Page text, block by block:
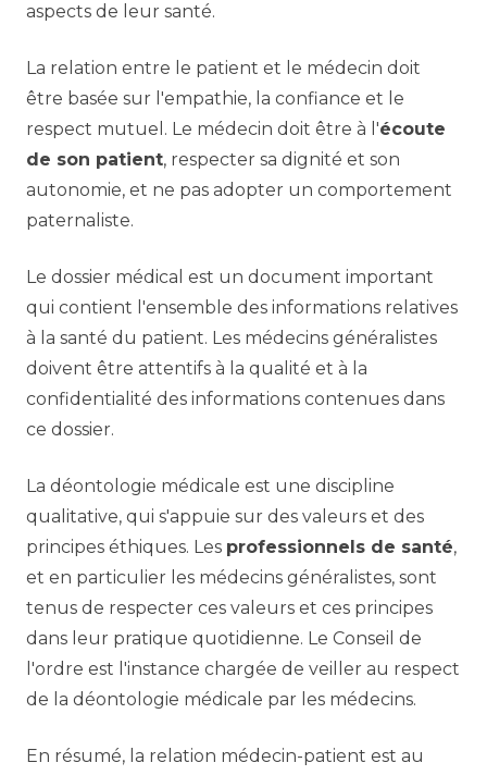
aspects de leur santé.
La relation entre le patient et le médecin doit
être basée sur l'empathie, la confiance et le
respect mutuel. Le médecin doit être à l'écoute
de son patient, respecter sa dignité et son
autonomie, et ne pas adopter un comportement
paternaliste.
Le dossier médical est un document important
qui contient l'ensemble des informations relatives
à la santé du patient. Les médecins généralistes
doivent être attentifs à la qualité et à la
confidentialité des informations contenues dans
ce dossier.
La déontologie médicale est une discipline
qualitative, qui s'appuie sur des valeurs et des
principes éthiques. Les professionnels de santé,
et en particulier les médecins généralistes, sont
tenus de respecter ces valeurs et ces principes
dans leur pratique quotidienne. Le Conseil de
l'ordre est l'instance chargée de veiller au respect
de la déontologie médicale par les médecins.
En résumé, la relation médecin-patient est au